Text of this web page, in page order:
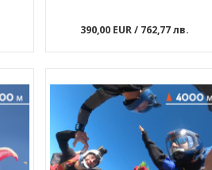
390,00 EUR/ 762,77 лв.